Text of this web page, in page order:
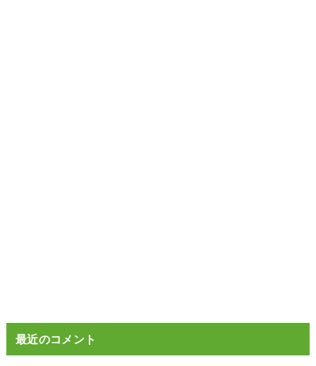
最近のコメント